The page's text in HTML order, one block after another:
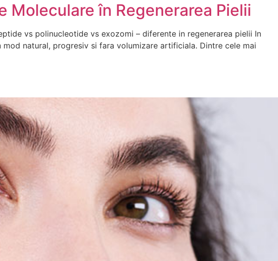
Moleculare în Regenerarea Pielii
vs polinucleotide vs exozomi – diferente in regenerarea pielii In
natural, progresiv si fara volumizare artificiala. Dintre cele mai